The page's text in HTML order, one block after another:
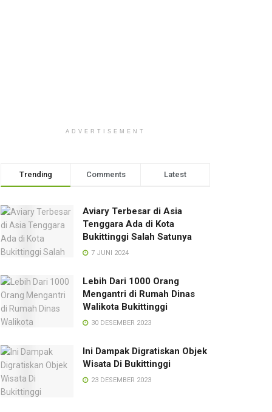
ADVERTISEMENT
Trending Comments Latest
Aviary Terbesar di Asia
Tenggara Ada di Kota
Bukittinggi Salah Satunya
7 JUNI 2024
Lebih Dari 1000 Orang
Mengantri di Rumah Dinas
Walikota Bukittinggi
30 DESEMBER 2023
Ini Dampak Digratiskan Objek
Wisata Di Bukittinggi
23 DESEMBER 2023